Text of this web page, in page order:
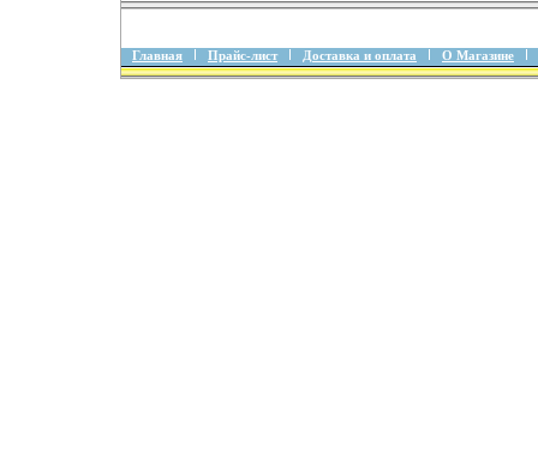
Главная Прайс-лист Доставка и оплата О Магазине